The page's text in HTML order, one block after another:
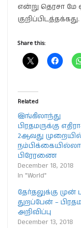
என்று தெரசா மே
குறிப்பிடத்தக்கது.
Share this:
Related
இங்கிலாந்து
பிரதமருக்கு
2ஆவது
பிரேரணை
December 18, 2018
In "World"
தேர்தலுக்கு முன்
துறப்பேன் –
அறிவிப்பு
December 13, 2018